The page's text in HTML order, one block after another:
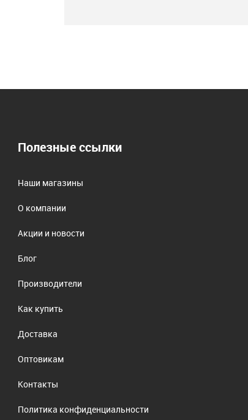
Полезные ссылки
Наши магазины
О компании
Акции и новости
Блог
Производители
Как купить
Доставка
Оптовикам
Контакты
Политика конфиденциальности